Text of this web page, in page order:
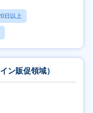
日以上
ン販促領域）